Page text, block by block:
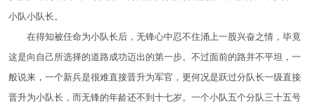
小队小队长。
在得知被任命为小队长后，无锋心中忍不住涌上一股兴奋之情，毕竟
这是向自己所选择的道路成功迈出的第一步。不过面前的路并不平坦，一
般说来，一个新兵是很难直接晋升为军官，更何况是跃过分队长一级直接
晋升为小队长，而无锋的年龄还不到十七岁。一个小队五个分队三十五号